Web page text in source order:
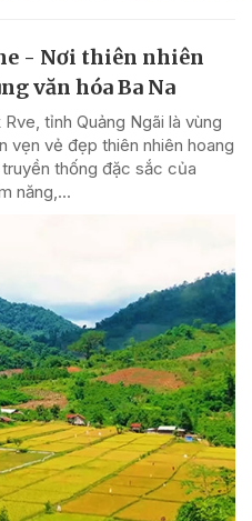
- Nơi thiên nhiên
văn hóa Ba Na
tỉnh Quảng Ngãi là vùng
vẹn vẻ đẹp thiên nhiên hoang
thống đặc sắc của
năng,...